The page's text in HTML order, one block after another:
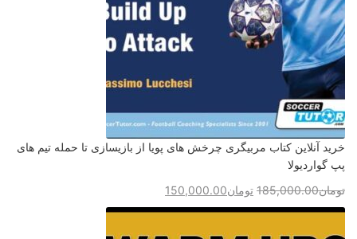
خرید آنلاین کتاب مربیگری چرخش های پویا از بازیسازی تا حمله تیم های
پپ گواردیولا
تومان185,000.00 تومان150,000.00